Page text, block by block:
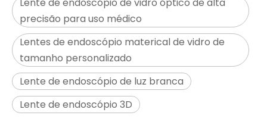
Lente de endoscópio de vidro óptico de alta
precisão para uso médico
Lentes de endoscópio materical de vidro de
tamanho personalizado
Lente de endoscópio de luz branca
Lente de endoscópio 3D